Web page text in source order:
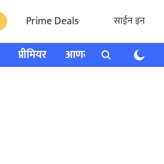
Prime Deals साईन इन
प्रीमियर आणखी राशी भविष्य